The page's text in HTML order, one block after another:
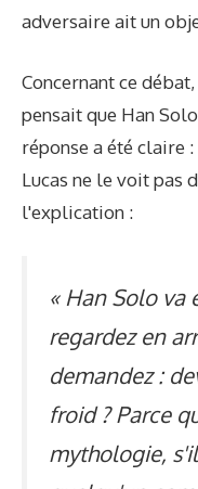
adversaire ait un
Concernant ce
pensait que Han
réponse a été claire :
Lucas ne le voit pas
l'explication :
« Han Solo va
regardez en
demandez :
froid ? Parce
mythologie,